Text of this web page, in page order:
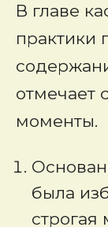
В главе
практики
отмечает
моменты.
была